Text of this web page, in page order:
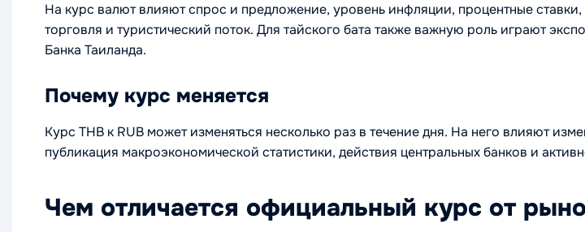
На курс валют влияют спрос и предложение, уровень инфляции, процентные
торговля и туристический поток. Для тайского бата также важную роль играют
Банка Таиланда.
Почему курс меняется
Курс THB к RUB может изменяться несколько раз в течение дня. На него влияют
публикация макроэкономической статистики, действия центральных банков и
Чем отличается официальный курс от